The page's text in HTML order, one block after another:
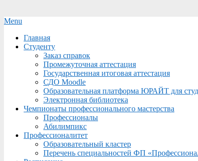
Secondary
Menu
Menu
Главная
Студенту
Заказ справок
Промежуточная аттестация
Государственная итоговая аттестация
СДО Moodle
Образовательная платформа ЮРАЙТ для
Электронная библиотека
Чемпионаты профессионального мастерства
Профессионалы
Абилимпикс
Профессионалитет
Образовательный кластер
Перечень специальностей ФП